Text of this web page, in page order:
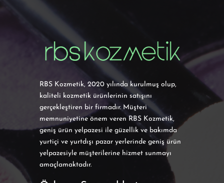
RBS Kozmetik, 2020 yılında kurulmuş olup,
kaliteli kozmetik ürünlerinin satışını
gerçekleştiren bir firmadır. Müşteri
memnuniyetine önem veren RBS Kozmetik,
geniş ürün yelpazesi ile güzellik ve bakımda
yurtiçi ve yurtdışı pazar yerlerinde geniş ürün
yelpazesiyle müşterilerine hizmet sunmayı
amaçlamaktadır.